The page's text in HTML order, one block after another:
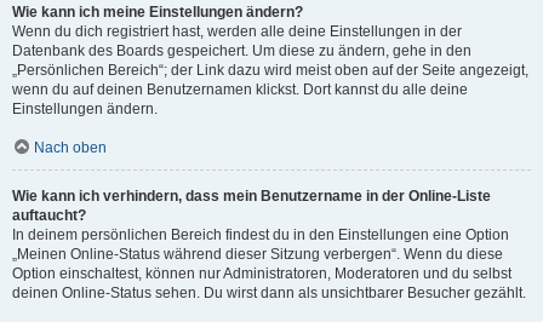
Wie kann ich meine Einstellungen ändern?
Wenn du dich registriert hast, werden alle deine Einstellungen in der
Datenbank des Boards gespeichert. Um diese zu ändern, gehe in den
„Persönlichen Bereich“; der Link dazu wird meist oben auf der Seite angezeigt,
wenn du auf deinen Benutzernamen klickst. Dort kannst du alle deine
Einstellungen ändern.
Nach oben
Wie kann ich verhindern, dass mein Benutzername in der Online-Liste
auftaucht?
In deinem persönlichen Bereich findest du in den Einstellungen eine Option
„Meinen Online-Status während dieser Sitzung verbergen“. Wenn du diese
Option einschaltest, können nur Administratoren, Moderatoren und du selbst
deinen Online-Status sehen. Du wirst dann als unsichtbarer Besucher gezählt.